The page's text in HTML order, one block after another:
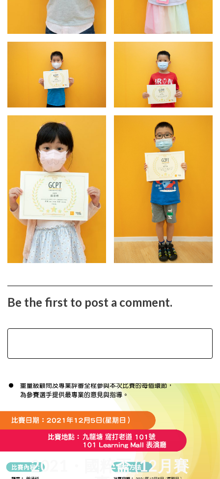
Be the first to post a comment.
2021・國粹盃 (12月賽